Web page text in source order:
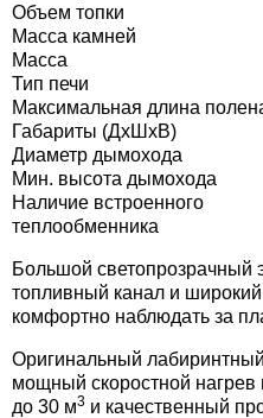
Объем топки
Масса камней
Масса
Тип печи
Максимальная длина
Габариты (ДхШхВ)
Диаметр дымохода
Мин. высота дымохода
Наличие встроенного
теплообменника
Большой
топливный канал и
комфортно наблюдать за
Оригинальный
мощный скоростной
до 30 м3 и качественный